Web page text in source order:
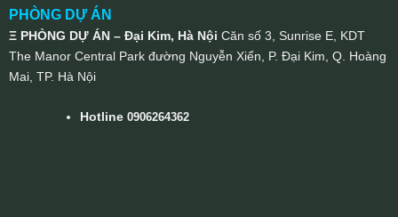
PHÒNG DỰ ÁN
Ξ PHÒNG DỰ ÁN – Đại Kim, Hà Nội Căn số 3, Sunrise E, KDT
The Manor Central Park đường Nguyễn Xiển, P. Đại Kim, Q. Hoàng
Mai, TP. Hà Nội
Hotline0906264362